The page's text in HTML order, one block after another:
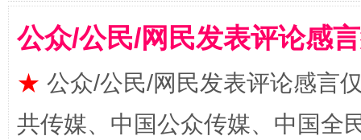
受贿1.44亿！段成刚被判无期 从幼
公众/公民/网民发表评论感
★ 公众/公民/网民发表评论感言
共传媒、中国公众传媒、中国全